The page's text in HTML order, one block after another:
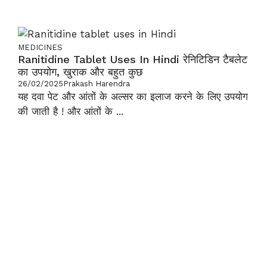
MEDICINES
Ranitidine Tablet Uses In Hindi रेनिटिडिन टैबलेट
का उपयोग, खुराक और बहुत कुछ
26/02/2025Prakash Harendra
यह दवा पेट और आंतों के अल्सर का इलाज करने के लिए उपयोग
की जाती है ! और आंतों के ...